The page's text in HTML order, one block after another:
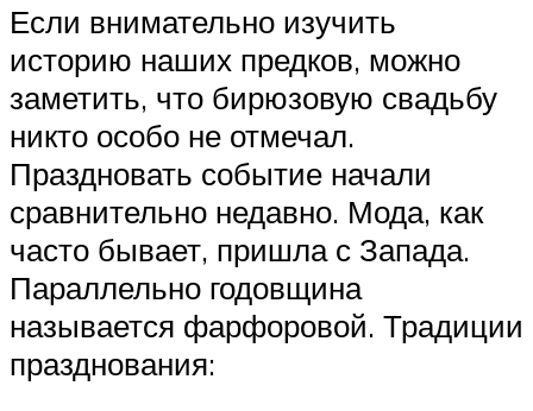
Если внимательно изучить
историю наших предков, можно
заметить, что бирюзовую свадьбу
никто особо не отмечал.
Праздновать событие начали
сравнительно недавно. Мода, как
часто бывает, пришла с Запада.
Параллельно годовщина
называется фарфоровой. Традиции
празднования: